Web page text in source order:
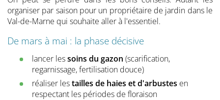
organiser par saison pour un propriétaire de jardin dans le
Val-de-Marne qui souhaite aller à l'essentiel.
De mars à mai : la phase décisive
lancer lessoins du gazon (scarification,
regarnissage, fertilisation douce)
réaliser lestailles de haies et d'arbustes en
respectant les périodes de floraison